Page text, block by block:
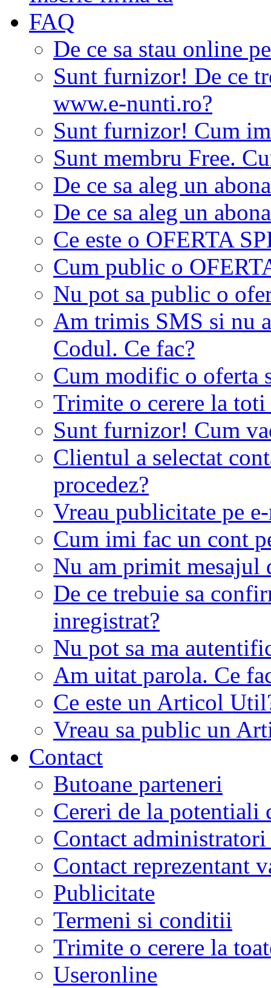
FAQ
De ce sa stau online
Sunt furnizor! De ce
www.e-nunti.ro?
Sunt furnizor! Cum
Sunt membru Free.
De ce sa aleg un
De ce sa aleg un
Ce este o OFERTA
Cum public o
Nu pot sa public o
Am trimis SMS si nu
Codul. Ce fac?
Cum modific o oferta
Trimite o cerere la
Sunt furnizor! Cum
Clientul a selectat
procedez?
Vreau publicitate pe
Cum imi fac un cont
Nu am primit mesajul
De ce trebuie sa
inregistrat?
Nu pot sa ma
Am uitat parola. Ce
Ce este un Articol
Vreau sa public un
Contact
Butoane parteneri
Cereri de la potentiali
Contact
Contact reprezentant
Publicitate
Termeni si conditii
Trimite o cerere la
Useronline